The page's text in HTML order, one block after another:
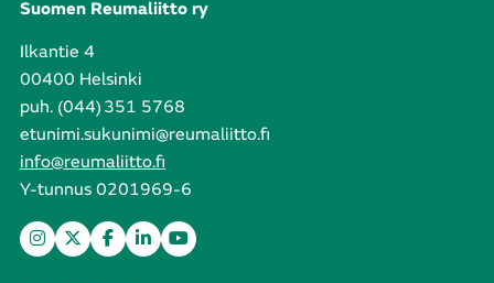
Suomen Reumaliitto ry
Ilkantie 4
00400 Helsinki
puh. (044) 351 5768
etunimi.sukunimi@reumaliitto.fi
info@reumaliitto.fi
Y-tunnus 0201969-6